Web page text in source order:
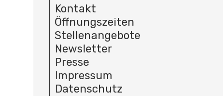
Kontakt
Öffnungszeiten
Stellenangebote
Newsletter
Presse
Impressum
Datenschutz